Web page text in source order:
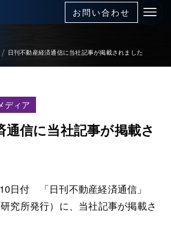
お問い合わせ
日刊不動産経済通信に当社記事が掲載されました
通信に当社記事が掲載さ
ディア
日付 「日刊不動産経済通信」
究所発行）に、当社記事が掲載さ